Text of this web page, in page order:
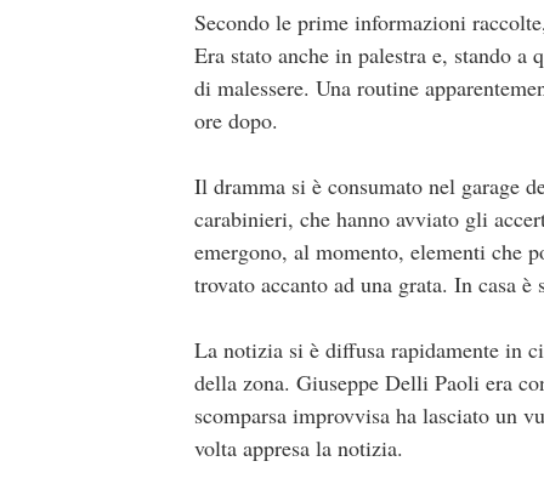
Secondo le prime informazioni
Era stato anche in palestra e, stando
di malessere. Una routine
ore dopo.
Il dramma si è consumato nel garage
carabinieri, che hanno avviato gli
emergono, al momento, elementi che
trovato accanto ad una grata. In casa
La notizia si è diffusa rapidamente in
della zona. Giuseppe Delli Paoli era
scomparsa improvvisa ha lasciato un
volta appresa la notizia.